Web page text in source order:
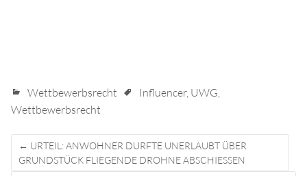
Wettbewerbsrecht Influencer, UWG,
Wettbewerbsrecht
Post
navigation
← URTEIL: ANWOHNER DURFTE UNERLAUBT ÜBER
GRUNDSTÜCK FLIEGENDE DROHNE ABSCHIESSEN